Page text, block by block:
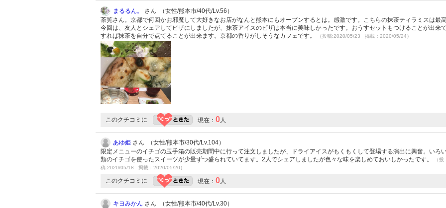
まるるん。
さん （女性/熊本市/40代/Lv.56）
茶筅さん。京都で何回かお邪魔して大好きなお店がなんと熊本にもオープンするとは。感激です。こちらの抹茶ティラミスは最高
今回は、友人とシェアしてピザにしましたが、抹茶アイスのピザは本当に美味しかったです。おうすセットもつけることが出来
すれば抹茶を自分で点てることが出来ます。京都の香りがしそうなカフェです。
（投稿:2020/05/23 掲載：2020/05/24）
このクチコミに 現在： 0人
あゆ姫 さん （女性/熊本市/30代/Lv.104）
限定メニューのイチゴの玉手箱の販売期間中に行って注文しましたが、ドライアイスがもくもくして登場する演出に興奮。いろ
類のイチゴを使ったスイーツが少量ずつ盛られていてます。2人でシェアしましたが色々な味を楽しめておいしかったです。
（投
稿:2020/05/18 掲載：2020/05/20）
このクチコミに 現在： 0人
キヨみかん さん （女性/熊本市/40代/Lv.30）